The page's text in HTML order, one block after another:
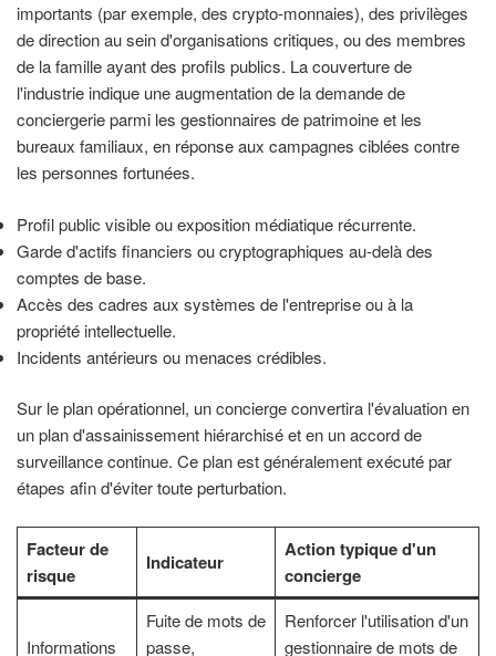
importants (par exemple, des crypto-monnaies), des privilèges
de direction au sein d'organisations critiques, ou des membres
de la famille ayant des profils publics. La couverture de
l'industrie indique une augmentation de la demande de
conciergerie parmi les gestionnaires de patrimoine et les
bureaux familiaux, en réponse aux campagnes ciblées contre
les personnes fortunées.
Profil public visible ou exposition médiatique récurrente.
Garde d'actifs financiers ou cryptographiques au-delà des
comptes de base.
Accès des cadres aux systèmes de l'entreprise ou à la
propriété intellectuelle.
Incidents antérieurs ou menaces crédibles.
Sur le plan opérationnel, un concierge convertira l'évaluation en
un plan d'assainissement hiérarchisé et en un accord de
surveillance continue. Ce plan est généralement exécuté par
étapes afin d'éviter toute perturbation.
Facteur de
risque
Indicateur
Action typique d'un
concierge
Informations
Fuite de mots de
passe,
Renforcer l'utilisation d'un
gestionnaire de mots de